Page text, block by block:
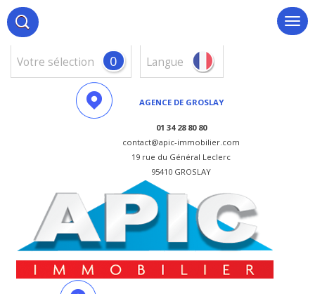
votre sélection 0 Langue
AGENCE DE GROSLAY
01 34 28 80 80
contact@apic-immobilier.com
19 rue du Général Leclerc
95410 GROSLAY